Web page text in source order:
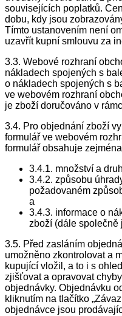
souvisejících poplatků.
dobu, kdy jsou
Tímto ustanovením není
uzavřít kupní smlouvu za
3.3. Webové rozhraní
nákladech spojených s
o nákladech spojených s
ve webovém rozhraní
je zboží doručováno v
3.4. Pro objednání zboží
formulář ve webovém
formulář obsahuje
3.4.1. množství a
3.4.2. způsobu
požadovaném
a
3.4.3. informace o
zboží (dále společně
3.5. Před zasláním
umožněno zkontrolovat a
kupující vložil, a to i s
zjišťovat a opravovat
objednávky. Objednávku
kliknutím na tlačítko
objednávce jsou